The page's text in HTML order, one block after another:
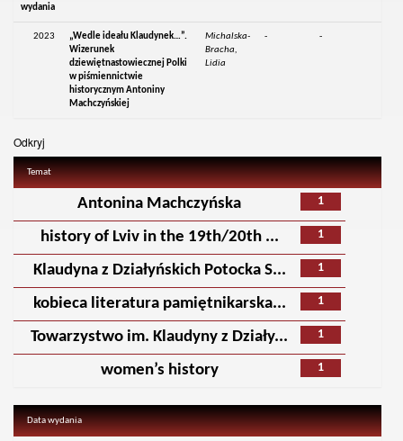
wydania
2023
„Wedle ideału Klaudynek…”.
Wizerunek
dziewiętnastowiecznej Polki
w piśmiennictwie
historycznym Antoniny
Machczyńskiej
Michalska-
Bracha,
Lidia
- -
Odkryj
Temat
1
Antonina Machczyńska
1
history of Lviv in the 19th/20th ...
1
Klaudyna z Działyńskich Potocka S...
1
kobieca literatura pamiętnikarska...
1
Towarzystwo im. Klaudyny z Działy...
1
women’s history
Data wydania